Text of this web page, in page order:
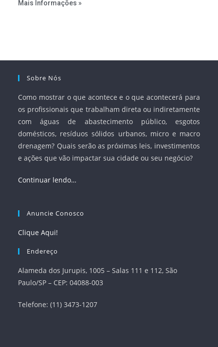
serviços, ampliar a participação da iniciativa privada,
Mais Informações »
Sobre Nós
Como mostrar o que acontece e o que acontecerá para
os profissionais que trabalham direta ou indiretamente
com águas de abastecimento público, esgotos
domésticos, resíduos sólidos urbanos, micro e macro
drenagem? Quais serão as próximas leis, investimentos
e ações que vão impactar sua cidade ou seu negócio?
Continuar lendo…
Anuncie Conosco
Clique Aqui!
Endereço
Alameda dos Jurupis, 1005 – Salas 111 e 112, São
Paulo/SP – CEP: 04088-003
Telefone: (11) 3473-1207